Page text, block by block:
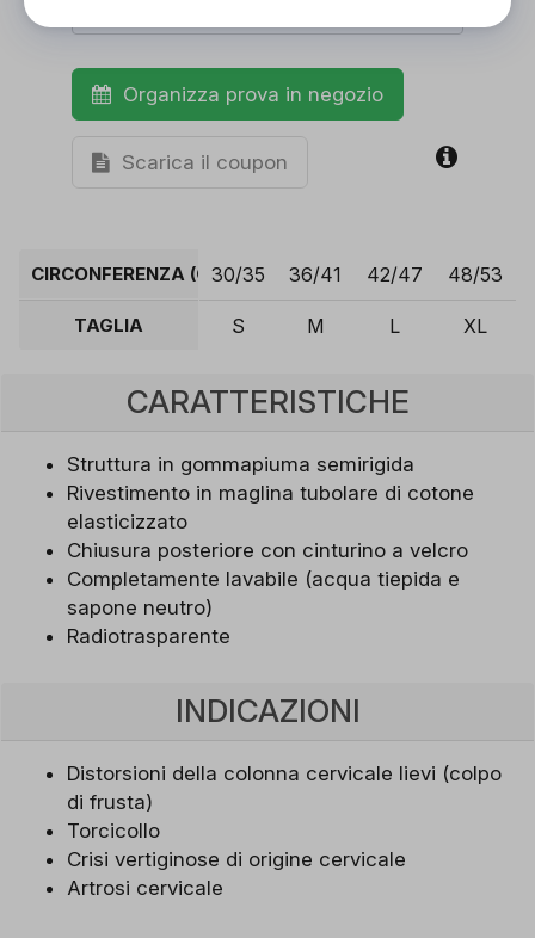
Organizza prova in negozio
Scarica il coupon
CIRCONFERENZA (CM)30/35 36/41 42/47 48/53
TAGLIA S M L XL
CARATTERISTICHE
Struttura in gommapiuma semirigida
Rivestimento in maglina tubolare di cotone
elasticizzato
Chiusura posteriore con cinturino a velcro
Completamente lavabile (acqua tiepida e
sapone neutro)
Radiotrasparente
INDICAZIONI
Distorsioni della colonna cervicale lievi (colpo
di frusta)
Torcicollo
Crisi vertiginose di origine cervicale
Artrosi cervicale